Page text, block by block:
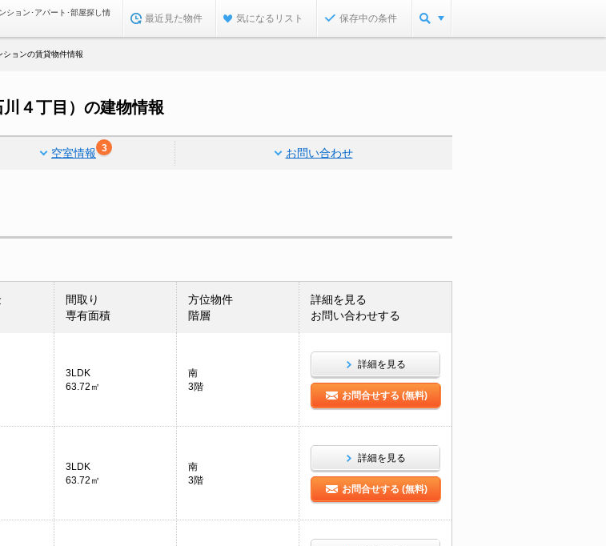
ション･アパート･部屋探し情
最近見た物件 気になるリスト 保存中の条件
ションの賃貸物件情報
４丁目）の建物情報
空室情報 3 お問い合わせ
間取り
専有面積
方位物件
階層
詳細を見る
お問い合わせする
3LDK
63.72㎡
南
3階
詳細を見る
お問合せする (無料)
3LDK
63.72㎡
南
3階
詳細を見る
お問合せする (無料)